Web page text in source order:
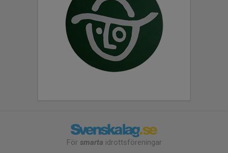
För smarta idrottsföreningar